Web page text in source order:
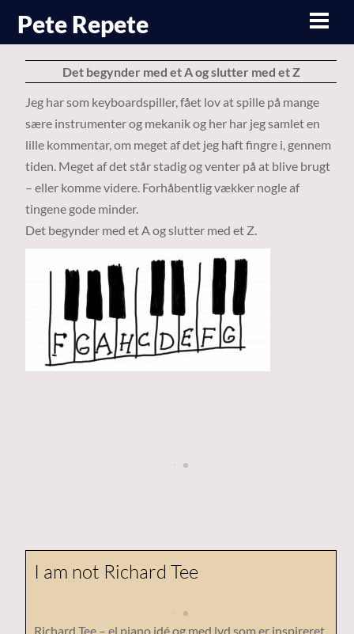
Pete Repete
Det begynder med et A og slutter med et Z
Jeg har som keyboardspiller, fået lov at spille på mange
sære instrumenter og mekanik og her har jeg samlet en
lille kommentar, om meget af det jeg haft fingre i, gennem
tiden. Meget af det står stadig og venter på at blive brugt
– eller komme videre. Forhåbentlig vækker nogle af
tingene gode minder.
Det begynder med et A og slutter med et Z.
I am not Richard Tee
Richard Tee – el piano idé og med lyd som er inspireret